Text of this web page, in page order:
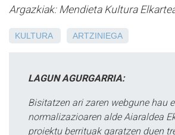
Argazkiak: Mendieta Kultura
KULTURA ARTZINIEGA
LAGUN AGURGARRIA:
Bisitatzen ari zaren webgune hau
normalizazioaren alde Aiaraldea
proiektu berrituak garatzen duen